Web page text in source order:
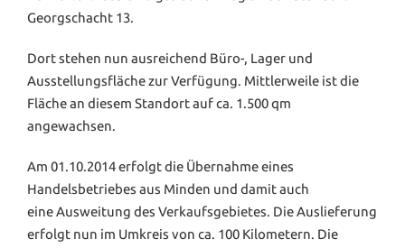
Georgschacht 13.
Dort stehen nun ausreichend Büro-, Lager und
Ausstellungsfläche zur Verfügung. Mittlerweile ist die
Fläche an diesem Standort auf ca. 1.500 qm
angewachsen.
Am 01.10.2014 erfolgt die Übernahme eines
Handelsbetriebes aus Minden und damit auch
eine Ausweitung des Verkaufsgebietes. Die Auslieferung
erfolgt nun im Umkreis von ca. 100 Kilometern. Die